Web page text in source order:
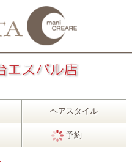
ヘアスタイル
予約